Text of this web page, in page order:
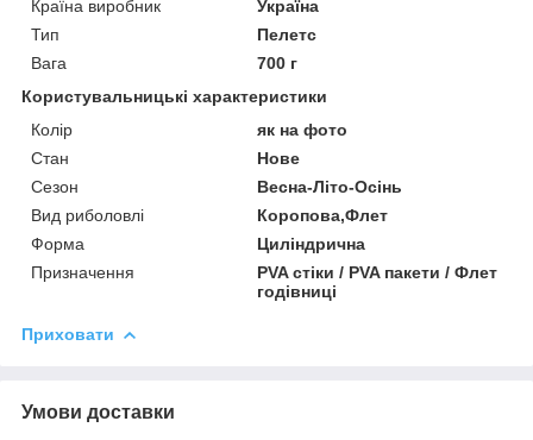
Країна виробник
Україна
Тип
Пелетс
Вага
700 г
Користувальницькі характеристики
Колір
як на фото
Стан
Нове
Сезон
Весна-Літо-Осінь
Вид риболовлі
Коропова,Флет
Форма
Циліндрична
Призначення
PVA стіки / PVA пакети / Флет
годівниці
Приховати
Умови доставки